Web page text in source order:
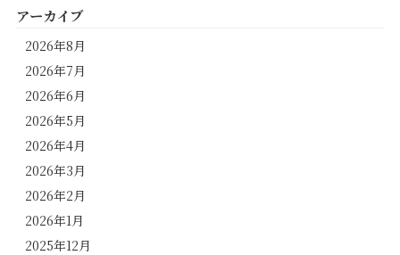
アーカイブ
2026年8月
2026年7月
2026年6月
2026年5月
2026年4月
2026年3月
2026年2月
2026年1月
2025年12月